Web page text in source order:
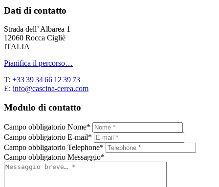
Dati di contatto
Strada dell’ Albarea 1
12060 Rocca Cigliè
ITALIA
Pianifica il percorso…
T: +33 39 34 66 12 39 73
E: info@cascina-cerea.com
Modulo di contatto
Campo obbligatorio Nome*
Campo obbligatorio E-mail*
Campo obbligatorio Telephone*
Campo obbligatorio Messaggio*